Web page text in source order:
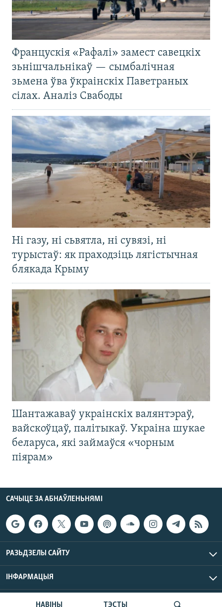
НАВІНЫ ТЭСТЫ
Францускія «Рафалі» замест савецкіх
зьнішчальнікаў — сымбалічная
зьмена ўва ўкраінскіх Паветраных
сілах. Аналіз Свабоды
Ні газу, ні сьвятла, ні сувязі, ні
турыстаў: як праходзіць лягістычная
блякада Крыму
Шантажаваў украінскіх валянтэраў,
вайскоўцаў, палітыкаў. Украіна шукае
беларуса, які займаўся «чорным
піярам»
САЧЫЦЕ ЗА АБНАЎЛЕНЬНЯМІ
РАЗЬДЗЕЛЫ САЙТУ
ІНФАРМАЦЫЯ
Радыё Свабода © 2026 РС | Усе правы захаваныя.